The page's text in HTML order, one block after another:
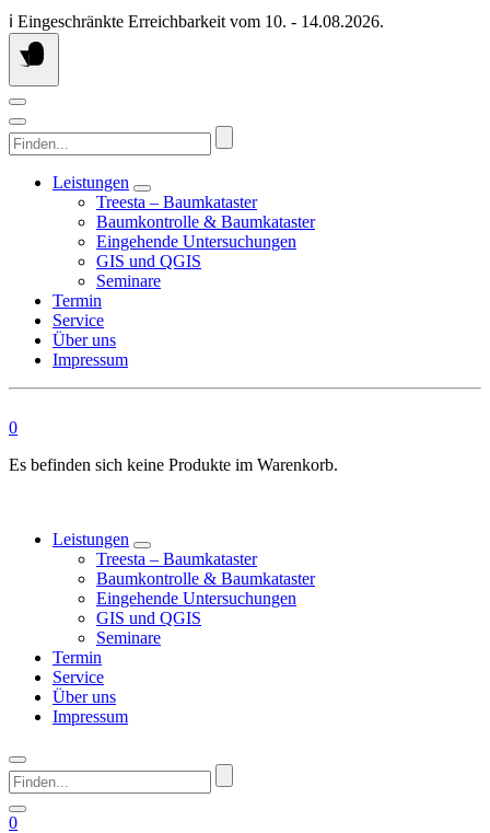
Springen
Sie
zum
ℹ️ Eingeschränkte Erreichbarkeit vom 10. - 14.08.2026.
Finden...
Leistungen
Treesta – Baumkataster
Baumkontrolle & Baumkataster
Eingehende Untersuchungen
GIS und QGIS
Seminare
Termin
Service
Über uns
Impressum
0
Es befinden sich keine Produkte im Warenkorb.
Leistungen
Treesta – Baumkataster
Baumkontrolle & Baumkataster
Eingehende Untersuchungen
GIS und QGIS
Seminare
Termin
Service
Über uns
Impressum
Finden...
0